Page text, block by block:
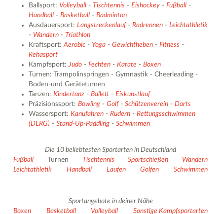
Ballsport: Volleyball -Tischtennis -Eishockey -Fußball -
Handball -Basketball -Badminton
Ausdauersport:Langstreckenlauf-Radrennen -Leichtathletik
- Wandern -Triathlon
Kraftsport:Aerobic - Yoga -Gewichtheben -Fitness -
Rehasport
Kampfsport: Judo -Fechten -Karate -Boxen
Turnen: Trampolinspringen - Gymnastik - Cheerleading -
Boden-und Geräteturnen
Tanzen:Kindertanz -Ballett -Eiskunstlauf
Präzisionssport:Bowling -Golf-Schützenverein -Darts
Wassersport:Kanufahren -Rudern -Rettungsschwimmen
(DLRG) -Stand-Up-Paddling -Schwimmen
Die 10 beliebtesten Sportarten in Deutschland
Fußball
Turnen Tischtennis Sportschießen
Wandern
Leichtathletik
Handball Laufen Golfen Schwimmen
Sportangebote in deiner Nähe
Boxen
Basketball Volleyball
Sonstige Kampfsportarten